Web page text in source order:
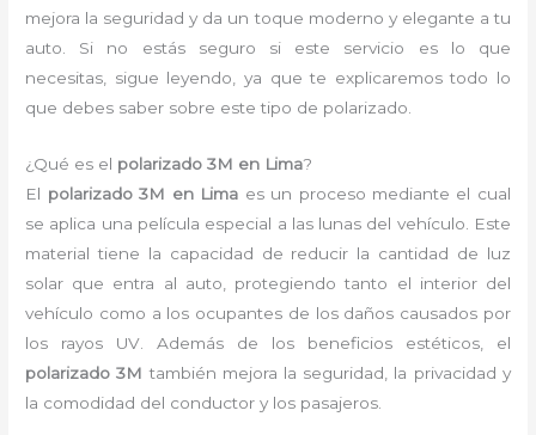
mejora la seguridad y da un toque moderno y elegante a tu
auto. Si no estás seguro si este servicio es lo que
necesitas, sigue leyendo, ya que te explicaremos todo lo
que debes saber sobre este tipo de polarizado.
¿Qué es el polarizado 3M en Lima?
El polarizado 3M en Lima es un proceso mediante el cual
se aplica una película especial a las lunas del vehículo. Este
material tiene la capacidad de reducir la cantidad de luz
solar que entra al auto, protegiendo tanto el interior del
vehículo como a los ocupantes de los daños causados por
los rayos UV. Además de los beneficios estéticos, el
polarizado 3M también mejora la seguridad, la privacidad y
la comodidad del conductor y los pasajeros.